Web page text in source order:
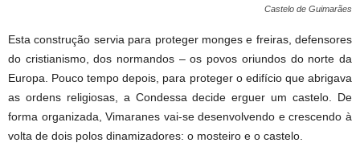
Castelo de Guimarães
Esta construção servia para proteger monges e freiras, defensores
do cristianismo, dos normandos – os povos oriundos do norte da
Europa. Pouco tempo depois, para proteger o edifício que abrigava
as ordens religiosas, a Condessa decide erguer um castelo. De
forma organizada, Vimaranes vai-se desenvolvendo e crescendo à
volta de dois polos dinamizadores: o mosteiro e o castelo.